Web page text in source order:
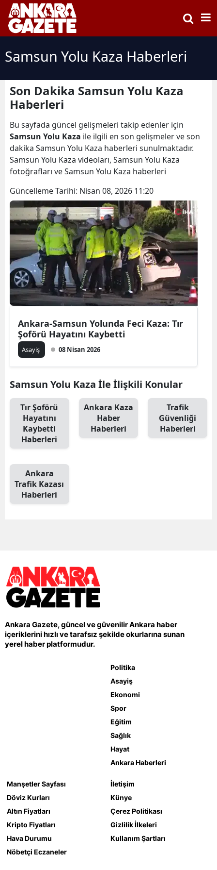
Samsun Yolu Kaza Haberleri
Son Dakika Samsun Yolu Kaza
Haberleri
Bu sayfada güncel gelişmeleri takip edenler için
Samsun Yolu Kaza ile ilgili en son gelişmeler ve son
dakika Samsun Yolu Kaza haberleri sunulmaktadır.
Samsun Yolu Kaza videoları, Samsun Yolu Kaza
fotoğrafları ve Samsun Yolu Kaza haberleri
Güncelleme Tarihi: Nisan 08, 2026 11:20
Ankara-Samsun Yolunda Feci Kaza: Tır
Şoförü Hayatını Kaybetti
Asayiş 08 Nisan 2026
Samsun Yolu Kaza İle İlişkili Konular
Tır Şoförü
Hayatını
Kaybetti
Haberleri
Ankara Kaza
Haber
Haberleri
Trafik
Güvenliği
Haberleri
Ankara
Trafik Kazası
Haberleri
Ankara Gazete, güncel ve güvenilir Ankara haber
içeriklerini hızlı ve tarafsız şekilde okurlarına sunan
yerel haber platformudur.
Politika
Asayiş
Ekonomi
Spor
Eğitim
Sağlık
Hayat
Ankara Haberleri
Manşetler Sayfası
Döviz Kurları
Altın Fiyatları
Kripto Fiyatları
Hava Durumu
Nöbetçi Eczaneler
İletişim
Künye
Çerez Politikası
Gizlilik İlkeleri
Kullanım Şartları